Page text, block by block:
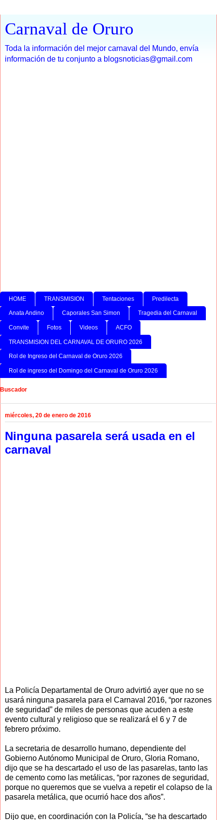
Carnaval de Oruro
Toda la información del mejor carnaval del Mundo, envía
información de tu conjunto a blogsnoticias@gmail.com
HOME TRANSMISION Tentaciones Predilecta
Anata Andino Caporales San Simon Tragedia del Carnaval
Convite Fotos Videos ACFO
TRANSMISION DEL CARNAVAL DE ORURO 2026
Rol de Ingreso del Carnaval de Oruro 2026
Rol de ingreso del Domingo del Carnaval de Oruro 2026
Buscador
miércoles, 20 de enero de 2016
Ninguna pasarela será usada en el
carnaval
La Policía Departamental de Oruro advirtió ayer que no se
usará ninguna pasarela para el Carnaval 2016, “por razones
de seguridad” de miles de personas que acuden a este
evento cultural y religioso que se realizará el 6 y 7 de
febrero próximo.
La secretaria de desarrollo humano, dependiente del
Gobierno Autónomo Municipal de Oruro, Gloria Romano,
dijo que se ha descartado el uso de las pasarelas, tanto las
de cemento como las metálicas, “por razones de seguridad,
porque no queremos que se vuelva a repetir el colapso de la
pasarela metálica, que ocurrió hace dos años”.
Dijo que, en coordinación con la Policía, “se ha descartado